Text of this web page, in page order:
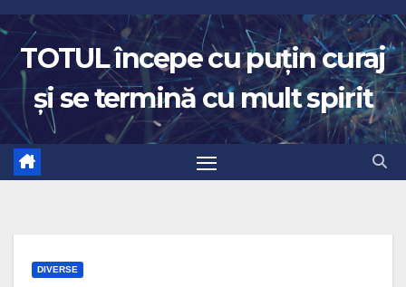
Skip
to
content
TOTUL începe cu puțin curaj
și se termină cu mult spirit
DIVERSE